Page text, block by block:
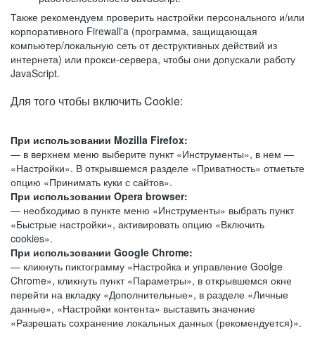
Также рекомендуем проверить настройки персонального и/или
корпоративного Firewall'a (программа, защищающая
компьютер/локальную сеть от деструктивных действий из
интернета) или прокси-сервера, чтобы они допускали работу
JavaScript.
Для того чтобы включить Cookie:
При использовании Mozilla Firefox:
— в верхнем меню выберите пункт «Инструменты», в нем —
«Настройки». В открывшемся разделе «Приватность» отметьте
опцию «Принимать куки с сайтов».
При использовании Opera browser:
— необходимо в пункте меню «Инструменты» выбрать пункт
«Быстрые настройки», активировать опцию «Включить
cookies».
При использовании Google Chrome:
— кликнуть пиктограмму «Настройка и управление Goolge
Chrome», кликнуть пункт «Параметры», в открывшемся окне
перейти на вкладку «Дополнительные», в разделе «Личные
данные», «Настройки контента» выставить значение
«Разрешать сохранение локальных данных (рекомендуется)».